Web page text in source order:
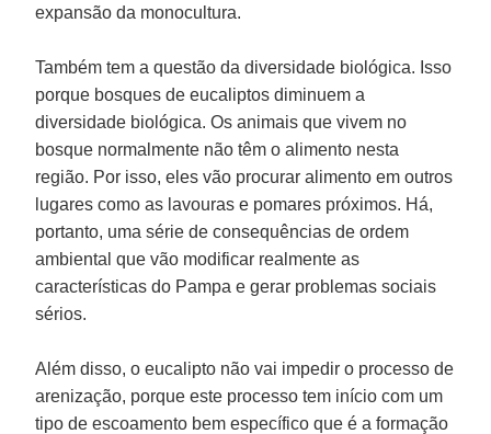
expansão da monocultura.
Também tem a questão da diversidade biológica. Isso
porque bosques de eucaliptos diminuem a
diversidade biológica. Os animais que vivem no
bosque normalmente não têm o alimento nesta
região. Por isso, eles vão procurar alimento em outros
lugares como as lavouras e pomares próximos. Há,
portanto, uma série de consequências de ordem
ambiental que vão modificar realmente as
características do Pampa e gerar problemas sociais
sérios.
Além disso, o eucalipto não vai impedir o processo de
arenização, porque este processo tem início com um
tipo de escoamento bem específico que é a formação